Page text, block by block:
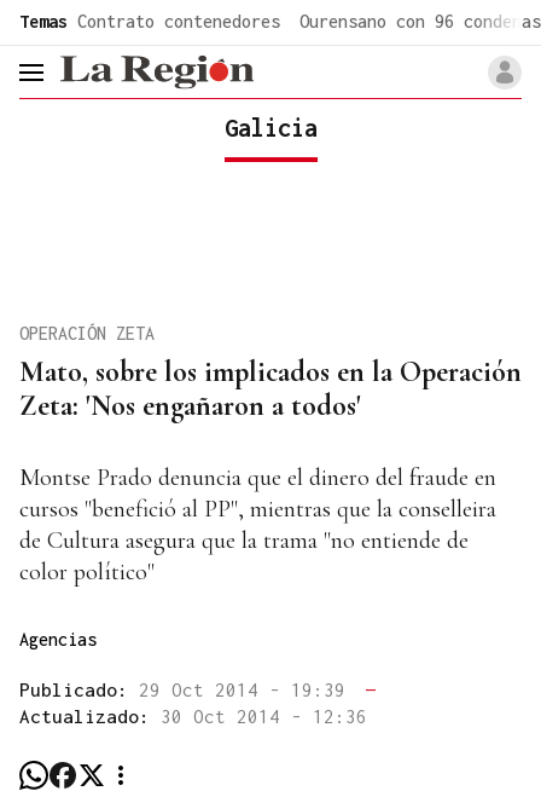
Temas Contrato contenedores Ourensano con 96 condenas
header.menu.open
Galicia
Mato, sobre los implicados en la Operación
Zeta: 'Nos engañaron a todos'
OPERACIÓN ZETA
Montse Prado denuncia que el dinero del fraude en
cursos "benefició al PP", mientras que la conselleira
de Cultura asegura que la trama "no entiende de
color político"
Agencias
Publicado: 29 Oct 2014 - 19:39
—
Actualizado: 30 Oct 2014 - 12:36